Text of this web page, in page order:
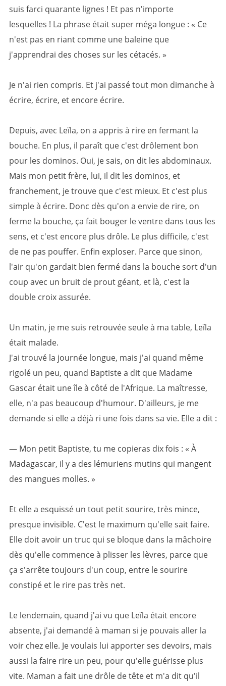
suis farci quarante lignes ! Et pas n'importe
lesquelles ! La phrase était super méga longue : « Ce
n'est pas en riant comme une baleine que
j'apprendrai des choses sur les cétacés. »
Je n'ai rien compris. Et j'ai passé tout mon dimanche à
écrire, écrire, et encore écrire.
Depuis, avec Leïla, on a appris à rire en fermant la
bouche. En plus, il paraît que c'est drôlement bon
pour les dominos. Oui, je sais, on dit les abdominaux.
Mais mon petit frère, lui, il dit les dominos, et
franchement, je trouve que c'est mieux. Et c'est plus
simple à écrire. Donc dès qu'on a envie de rire, on
ferme la bouche, ça fait bouger le ventre dans tous les
sens, et c'est encore plus drôle. Le plus difficile, c'est
de ne pas pouffer. Enfin exploser. Parce que sinon,
l'air qu'on gardait bien fermé dans la bouche sort d'un
coup avec un bruit de prout géant, et là, c'est la
double croix assurée.
Un matin, je me suis retrouvée seule à ma table, Leïla
était malade.
J'ai trouvé la journée longue, mais j'ai quand même
rigolé un peu, quand Baptiste a dit que Madame
Gascar était une île à côté de l'Afrique. La maîtresse,
elle, n'a pas beaucoup d'humour. D'ailleurs, je me
demande si elle a déjà ri une fois dans sa vie. Elle a dit :
— Mon petit Baptiste, tu me copieras dix fois : « À
Madagascar, il y a des lémuriens mutins qui mangent
des mangues molles. »
Et elle a esquissé un tout petit sourire, très mince,
presque invisible. C'est le maximum qu'elle sait faire.
Elle doit avoir un truc qui se bloque dans la mâchoire
dès qu'elle commence à plisser les lèvres, parce que
ça s'arrête toujours d'un coup, entre le sourire
constipé et le rire pas très net.
Le lendemain, quand j'ai vu que Leïla était encore
absente, j'ai demandé à maman si je pouvais aller la
voir chez elle. Je voulais lui apporter ses devoirs, mais
aussi la faire rire un peu, pour qu'elle guérisse plus
vite. Maman a fait une drôle de tête et m'a dit qu'il